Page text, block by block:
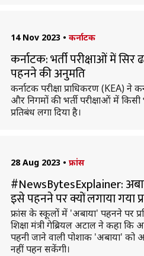
14 Nov 2023 • कर्नाटक
कर्नाटक: भर्ती परीक्षाओं में
पहनने की अनुमति
कर्नाटक परीक्षा प्राधिकरण (KEA) ने
और निगमों की भर्ती परीक्षाओं में
प्रतिबंध लगा दिया है।
28 Aug 2023 • फ्रांस
#NewsBytesExplainer:
इसे पहनने पर क्यों लगाया गया
फ्रांस के स्कूलों में 'अबाया' पहनने पर
शिक्षा मंत्री गेब्रियल अटाल ने कहा कि
पहनी जाने वाली पोशाक 'अबाया' को
नहीं पहन सकेंगी।